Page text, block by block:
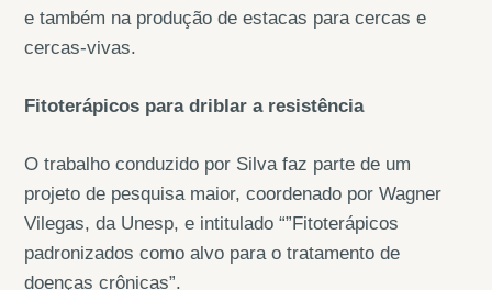
e também na produção de estacas para cercas e
cercas-vivas.
Fitoterápicos para driblar a resistência
O trabalho conduzido por Silva faz parte de um
projeto de pesquisa maior, coordenado por Wagner
Vilegas, da Unesp, e intitulado “”Fitoterápicos
padronizados como alvo para o tratamento de
doenças crônicas”.